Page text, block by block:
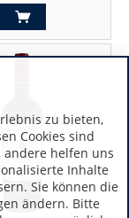
zu bieten,
Cookies sind
helfen uns
Inhalte
Sie können die
ändern. Bitte